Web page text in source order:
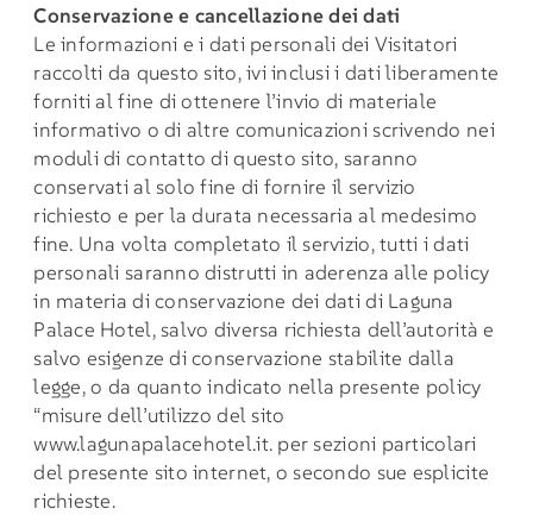
Conservazione e cancellazione dei dati
Le informazioni e i dati personali dei Visitatori
raccolti da questo sito, ivi inclusi i dati liberamente
forniti al fine di ottenere l’invio di materiale
informativo o di altre comunicazioni scrivendo nei
moduli di contatto di questo sito, saranno
conservati al solo fine di fornire il servizio
richiesto e per la durata necessaria al medesimo
fine. Una volta completato il servizio, tutti i dati
personali saranno distrutti in aderenza alle policy
in materia di conservazione dei dati di Laguna
Palace Hotel, salvo diversa richiesta dell’autorità e
salvo esigenze di conservazione stabilite dalla
legge, o da quanto indicato nella presente policy
“misure dell’utilizzo del sito
www.lagunapalacehotel.it. per sezioni particolari
del presente sito internet, o secondo sue esplicite
richieste.